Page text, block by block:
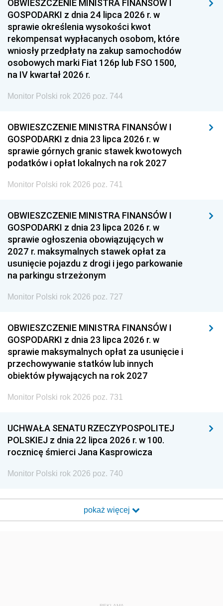
OBWIESZCZENIE MINISTRA FINANSÓW I
GOSPODARKI z dnia 24 lipca 2026 r. w
sprawie określenia wysokości kwot
rekompensat wypłacanych osobom, które
wniosły przedpłaty na zakup samochodów
osobowych marki Fiat 126p lub FSO 1500,
na IV kwartał 2026 r.
Monitor Polski rok 2026 poz. 744
OBWIESZCZENIE MINISTRA FINANSÓW I
GOSPODARKI z dnia 23 lipca 2026 r. w
sprawie górnych granic stawek kwotowych
podatków i opłat lokalnych na rok 2027
Monitor Polski rok 2026 poz. 741
OBWIESZCZENIE MINISTRA FINANSÓW I
GOSPODARKI z dnia 23 lipca 2026 r. w
sprawie ogłoszenia obowiązujących w
2027 r. maksymalnych stawek opłat za
usunięcie pojazdu z drogi i jego parkowanie
na parkingu strzeżonym
Monitor Polski rok 2026 poz. 727
OBWIESZCZENIE MINISTRA FINANSÓW I
GOSPODARKI z dnia 23 lipca 2026 r. w
sprawie maksymalnych opłat za usunięcie i
przechowywanie statków lub innych
obiektów pływających na rok 2027
Monitor Polski rok 2026 poz. 731
UCHWAŁA SENATU RZECZYPOSPOLITEJ
POLSKIEJ z dnia 22 lipca 2026 r. w 100.
rocznicę śmierci Jana Kasprowicza
Monitor Polski rok 2026 poz. 740
pokaż więcej